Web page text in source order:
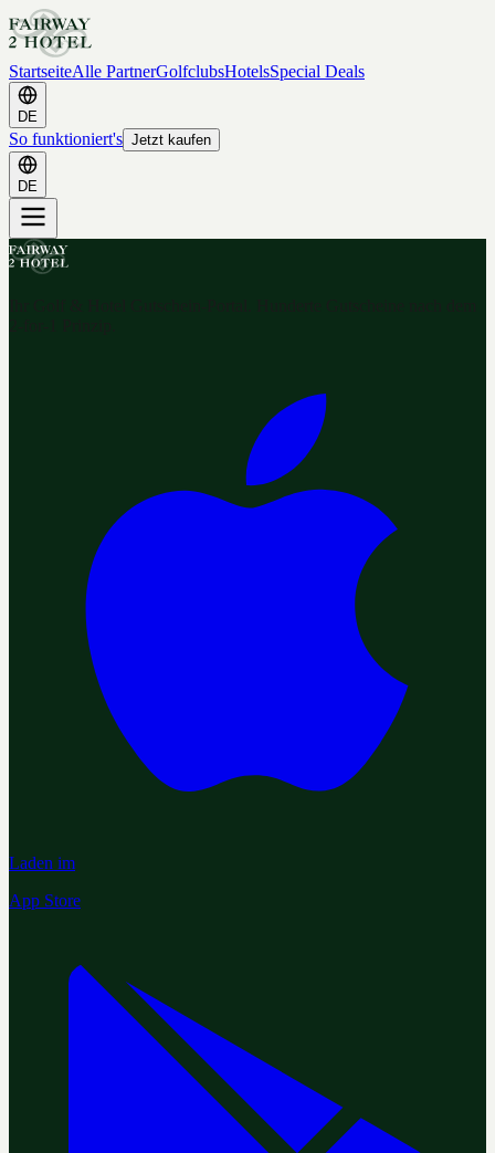
StartseiteAlle PartnerGolfclubsHotelsSpecial Deals
DE
So funktioniert's Jetzt kaufen
DE
Laden im
App Store